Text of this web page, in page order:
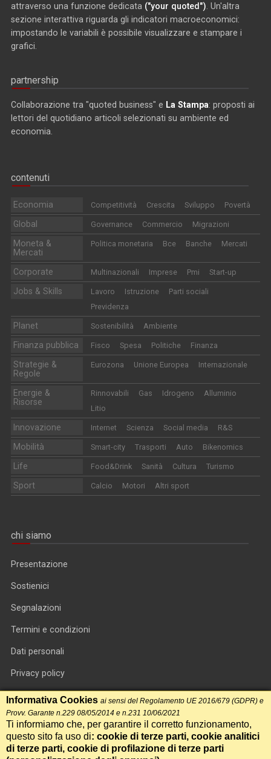
attraverso una funzione dedicata ("your quoted") . Un'altra
sezione interattiva riguarda gli indicatori macroeconomici:
impostando le variabili è possibile visualizzare e stampare i
grafici.
partnership
Collaborazione tra "quoted business" e La Stampa: proposti ai
lettori del quotidiano articoli selezionati su ambiente ed
economia.
contenuti
Economia Competitività Crescita Sviluppo Povertà
Global Governance Commercio Migrazioni
Moneta &
Mercati
Politica monetaria Bce Banche Mercati
Corporate Multinazionali Imprese Pmi Start-up
Jobs & Skills Lavoro Istruzione
Parti sociali
Previdenza
Planet Sostenibilità Ambiente
Finanza pubblica Fisco Spesa Politiche Finanza
Strategie &
Regole
Eurozona Unione Europea Internazionale
Energie &
Risorse
Rinnovabili Gas Idrogeno
Alluminio
Litio
Innovazione Internet Scienza Social media R&S
Mobilità Smart-city Trasporti Auto Bikenomics
Life Food&Drink Sanità Cultura Turismo
Sport Calcio Motori Altri sport
chi siamo
Presentazione
Sostienici
Segnalazioni
Termini e condizioni
Dati personali
Privacy policy
Informativa cookie
RSS feed
RSS Top News
Informativa Cookies ai sensi del Regolamento UE 2016/679 (GDPR) e
Provv. Garante n.229 08/05/2014 e n.231 10/06/2021
Ti informiamo che, per garantire il corretto funzionamento,
questo sito fa uso di: cookie di terze parti, cookie analitici
di terze parti, cookie di profilazione di terze parti